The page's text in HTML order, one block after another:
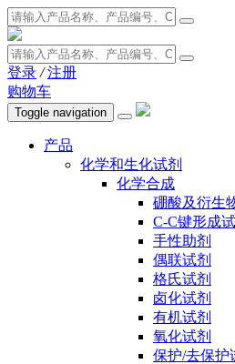
登录 / 注册
购物车
Toggle navigation
产品
化学和生化试剂
化学合成
硼酸及衍生
C-C键形成
手性助剂
偶联试剂
格氏试剂
卤化试剂
有机试剂
氧化试剂
保护/去保护